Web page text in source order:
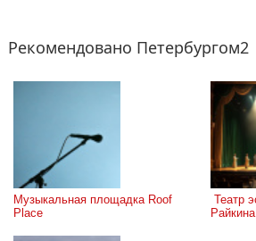
Рекомендовано Петербургом2
Музыкальная площадка Roof
Place
Райкина